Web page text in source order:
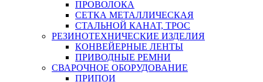
ПРОВОЛОКА
СЕТКА МЕТАЛЛИЧЕСКАЯ
СТАЛЬНОЙ КАНАТ, ТРОС
РЕЗИНОТЕХНИЧЕСКИЕ ИЗДЕЛИЯ
КОНВЕЙЕРНЫЕ ЛЕНТЫ
ПРИВОДНЫЕ РЕМНИ
СВАРОЧНОЕ ОБОРУДОВАНИЕ
ПРИПОИ